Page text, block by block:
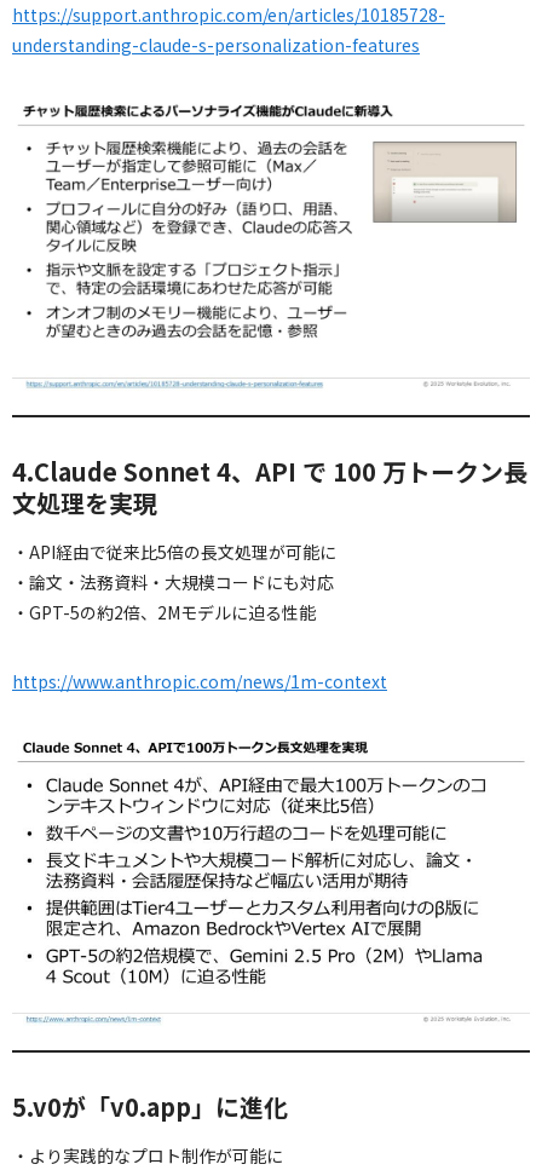
https://support.anthropic.com/en/articles/10185728-
understanding-claude-s-personalization-features
4.Claude Sonnet 4、API で 100 万トークン長
文処理を実現
・API経由で従来比5倍の長文処理が可能に
・論文・法務資料・大規模コードにも対応
・GPT-5の約2倍、2Mモデルに迫る性能
https://www.anthropic.com/news/1m-context
5.v0が「v0.app」に進化
・より実践的なプロト制作が可能に